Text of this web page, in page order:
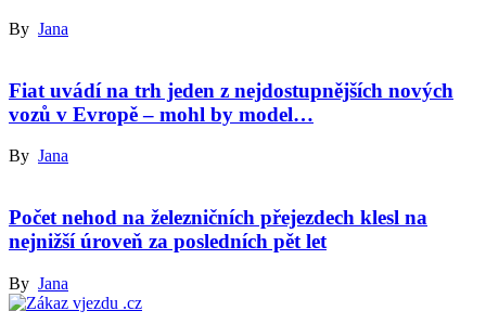
By Jana
Fiat uvádí na trh jeden z nejdostupnějších nových
vozů v Evropě – mohl by model…
By Jana
Počet nehod na železničních přejezdech klesl na
nejnižší úroveň za posledních pět let
By Jana